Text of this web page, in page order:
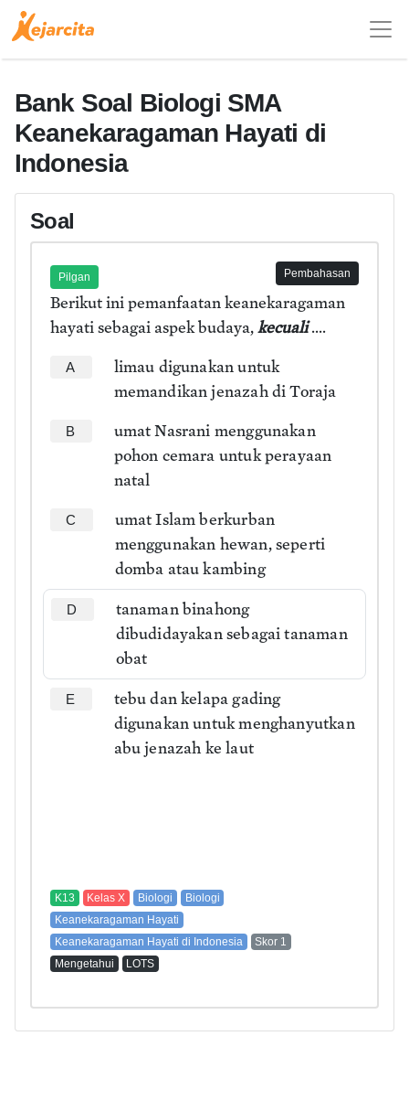
Bank Soal Biologi SMA
Keanekaragaman Hayati di
Indonesia
Soal
Pilgan Pembahasan
Berikut ini pemanfaatan keanekaragaman
hayati sebagai aspek budaya,kecuali....
A
limau digunakan untuk
memandikan jenazah di Toraja
B
umat Nasrani menggunakan
pohon cemara untuk perayaan
natal
C
umat Islam berkurban
menggunakan hewan, seperti
domba atau kambing
D
tanaman binahong
dibudidayakan sebagai tanaman
obat
E
tebu dan kelapa gading
digunakan untuk menghanyutkan
abu jenazah ke laut
K13 Kelas X Biologi
Biologi
Keanekaragaman Hayati
Keanekaragaman Hayati di Indonesia
Skor 1
Mengetahui
LOTS